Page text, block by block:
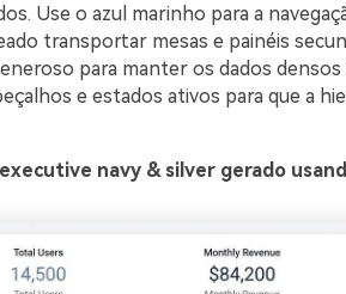
Use o azul marinho para a
transportar mesas e painéis
para manter os dados densos
e estados ativos para que a
navy & silver gerado